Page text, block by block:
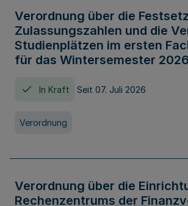
Verordnung über die
Zulassungszahlen und die
Studienplätzen im ersten
für das Wintersemester
In Kraft Seit 07. Juli 2026
Verordnung
Verordnung über die
Rechenzentrums der